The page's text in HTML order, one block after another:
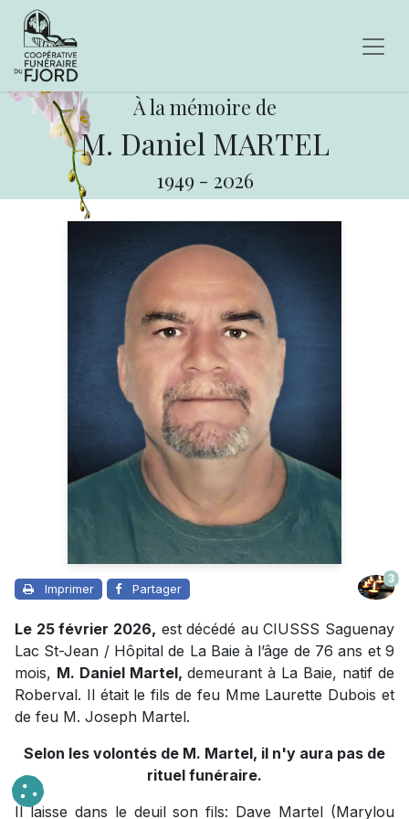
À la mémoire de
M. Daniel MARTEL
1949 - 2026
Imprimer Partager
3
Le 25 février 2026, est décédé au CIUSSS Saguenay
Lac St-Jean / Hôpital de La Baie à l’âge de 76 ans et 9
mois, M. Daniel Martel, demeurant à La Baie, natif de
Roberval. Il était le fils de feu Mme Laurette Dubois et
de feu M. Joseph Martel.
Selon les volontés de M. Martel, il n'y aura pas de
rituel funéraire.
Il laisse dans le deuil son fils: Dave Martel (Marylou